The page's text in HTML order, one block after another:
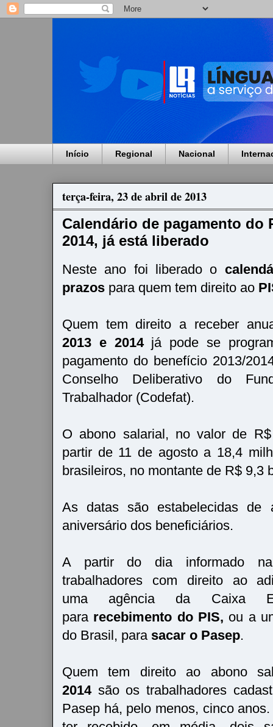
Início Regional Nacional
terça-feira, 23 de abril de 2013
Calendário de pagamento do
2014, já está liberado
Neste ano foi liberado o
prazos para quem tem direito ao
Quem tem direito a receber
2013 e 2014já pode se
pagamento do benefício 2013/
Conselho Deliberativo do
Trabalhador (Codefat).
O abono salarial, no valor de
partir de 11 de agosto a 18,4
brasileiros, no montante de R$ 9,3
As datas são estabelecidas de
aniversário dos beneficiários.
A partir do dia informado
trabalhadores com direito ao
uma agência da Caixa
para recebimento do PIS, ou a
do Brasil, para sacar o Pasep.
Quem tem direito ao abono
2014são os trabalhadores
Pasep há, pelo menos, cinco